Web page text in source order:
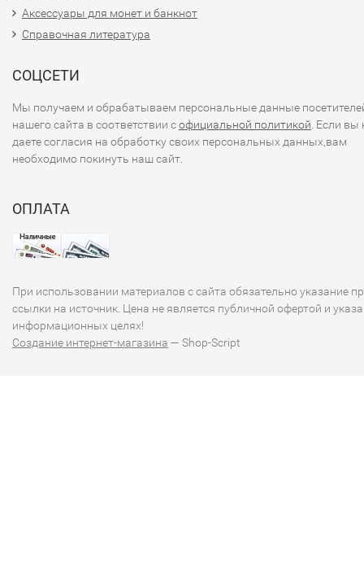
Аксессуары для монет и банкнот
Справочная литература
СОЦСЕТИ
Мы получаем и обрабатываем персональные данные
нашего сайта в соответствии софициальной политикой. Если вы
даете согласия на обработку своих персональных данных,вам
необходимо покинуть наш сайт.
ОПЛАТА
При использовании материалов с сайта обязательно указание
ссылки на источник. Цена не является публичной офертой и
информационных целях!
Создание интернет-магазина — Shop-Script